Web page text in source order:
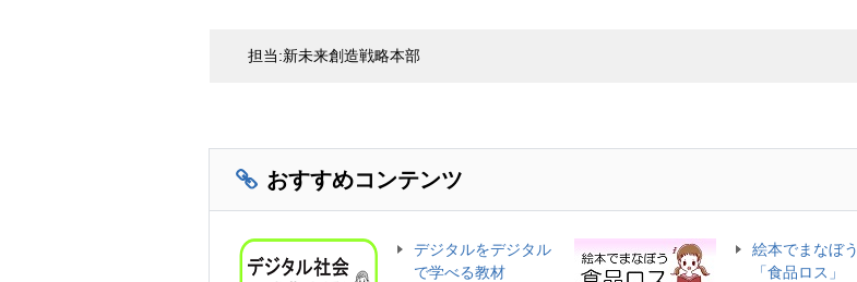
担当:新未来創造戦略本部
おすすめコンテンツ
デジタルをデジタル
で学べる教材
絵本でまなぼう
「食品ロス」